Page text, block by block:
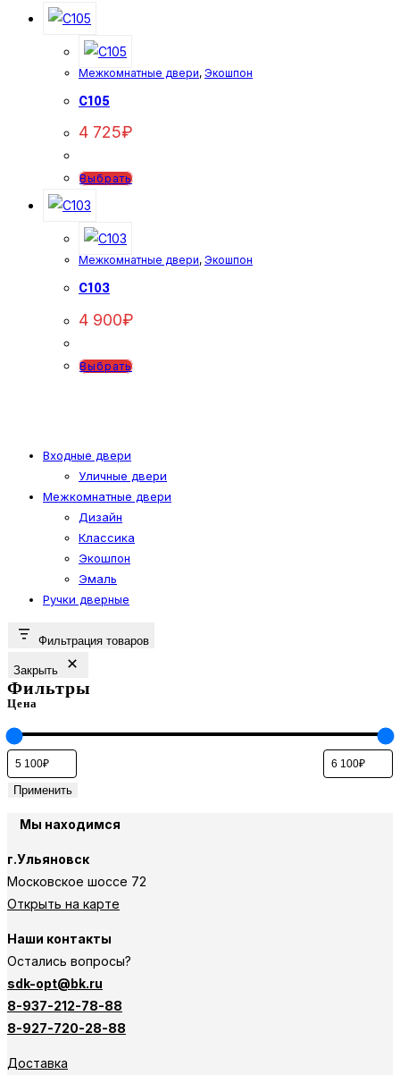
вариаций.
Межкомнатные двери, Экошпон
C105
4 725₽
ВыбратьЭтот
вариаций.
Межкомнатные двери, Экошпон
C103
4 900₽
ВыбратьЭтот
Опции
можно
на
Входные двери
Уличные двери
Межкомнатные двери
Дизайн
Классика
Экошпон
Эмаль
Ручки дверные
Фильтрация товаров
Закрыть
Фильтры
Цена
Применить
Мы находимся
г.Ульяновск
Московское шоссе 72
Открыть на карте
Наши контакты
Остались вопросы?
sdk-opt@bk.ru
8-937-212-78-88
8-927-720-28-88
Доставка